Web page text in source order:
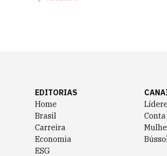
EDITORIAS
Home
Brasil
Carreira
Economia
ESG